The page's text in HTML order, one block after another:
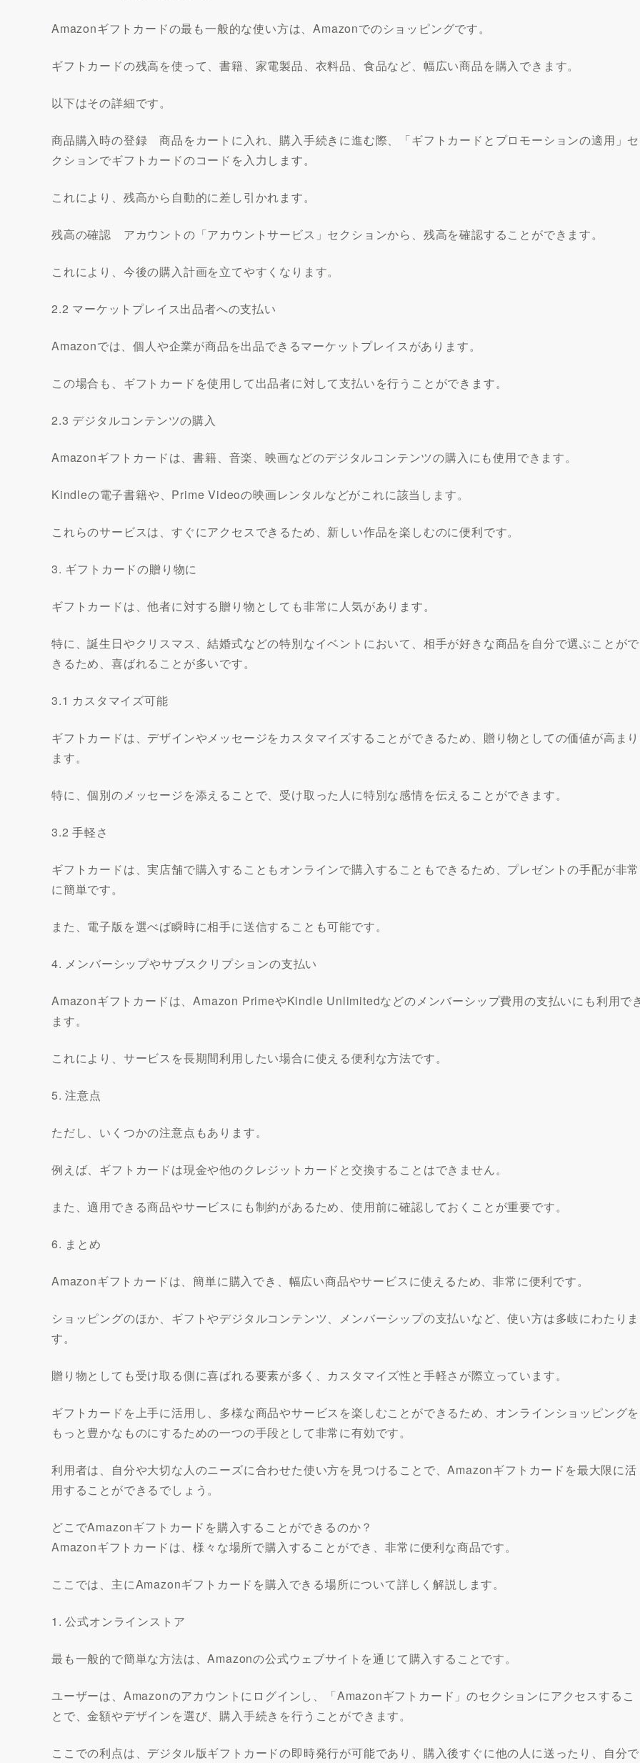
Amazonギフトカードの最も一般的な使い方は、Amazonでのショッピングです。
ギフトカードの残高を使って、書籍、家電製品、衣料品、食品など、幅広い商品を購入できます。
以下はその詳細です。
商品購入時の登録 商品をカートに入れ、購入手続きに進む際、「ギフトカードとプロモーションの適用」セ
クションでギフトカードのコードを入力します。
これにより、残高から自動的に差し引かれます。
残高の確認 アカウントの「アカウントサービス」セクションから、残高を確認することができます。
これにより、今後の購入計画を立てやすくなります。
2.2 マーケットプレイス出品者への支払い
Amazonでは、個人や企業が商品を出品できるマーケットプレイスがあります。
この場合も、ギフトカードを使用して出品者に対して支払いを行うことができます。
2.3 デジタルコンテンツの購入
Amazonギフトカードは、書籍、音楽、映画などのデジタルコンテンツの購入にも使用できます。
Kindleの電子書籍や、Prime Videoの映画レンタルなどがこれに該当します。
これらのサービスは、すぐにアクセスできるため、新しい作品を楽しむのに便利です。
3. ギフトカードの贈り物に
ギフトカードは、他者に対する贈り物としても非常に人気があります。
特に、誕生日やクリスマス、結婚式などの特別なイベントにおいて、相手が好きな商品を自分で選ぶことがで
きるため、喜ばれることが多いです。
3.1 カスタマイズ可能
ギフトカードは、デザインやメッセージをカスタマイズすることができるため、贈り物としての価値が高まり
ます。
特に、個別のメッセージを添えることで、受け取った人に特別な感情を伝えることができます。
3.2 手軽さ
ギフトカードは、実店舗で購入することもオンラインで購入することもできるため、プレゼントの手配が非常
に簡単です。
また、電子版を選べば瞬時に相手に送信することも可能です。
4. メンバーシップやサブスクリプションの支払い
Amazonギフトカードは、Amazon PrimeやKindle Unlimitedなどのメンバーシップ費用の支払いにも利用で
ます。
これにより、サービスを長期間利用したい場合に使える便利な方法です。
5. 注意点
ただし、いくつかの注意点もあります。
例えば、ギフトカードは現金や他のクレジットカードと交換することはできません。
また、適用できる商品やサービスにも制約があるため、使用前に確認しておくことが重要です。
6. まとめ
Amazonギフトカードは、簡単に購入でき、幅広い商品やサービスに使えるため、非常に便利です。
ショッピングのほか、ギフトやデジタルコンテンツ、メンバーシップの支払いなど、使い方は多岐にわたりま
す。
贈り物としても受け取る側に喜ばれる要素が多く、カスタマイズ性と手軽さが際立っています。
ギフトカードを上手に活用し、多様な商品やサービスを楽しむことができるため、オンラインショッピングを
もっと豊かなものにするための一つの手段として非常に有効です。
利用者は、自分や大切な人のニーズに合わせた使い方を見つけることで、Amazonギフトカードを最大限に活
用することができるでしょう。
どこでAmazonギフトカードを購入することができるのか？
Amazonギフトカードは、様々な場所で購入することができ、非常に便利な商品です。
ここでは、主にAmazonギフトカードを購入できる場所について詳しく解説します。
1. 公式オンラインストア
最も一般的で簡単な方法は、Amazonの公式ウェブサイトを通じて購入することです。
ユーザーは、Amazonのアカウントにログインし、「Amazonギフトカード」のセクションにアクセスするこ
とで、金額やデザインを選び、購入手続きを行うことができます。
ここでの利点は、デジタル版ギフトカードの即時発行が可能であり、購入後すぐに他の人に送ったり、自分で